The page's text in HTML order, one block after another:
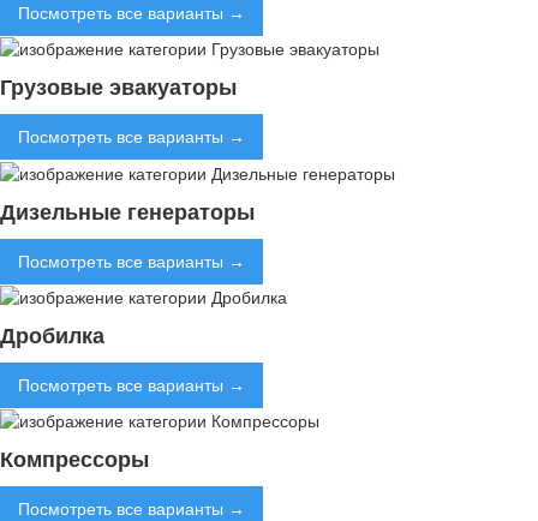
Посмотреть все варианты →
Грузовые эвакуаторы
Посмотреть все варианты →
Дизельные генераторы
Посмотреть все варианты →
Дробилка
Посмотреть все варианты →
Компрессоры
Посмотреть все варианты →